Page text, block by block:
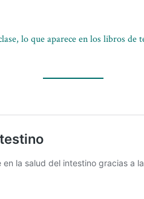
lo que aparece en los libros